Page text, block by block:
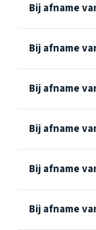
Bij afname
Bij afname
Bij afname
Bij afname
Bij afname
Bij afname